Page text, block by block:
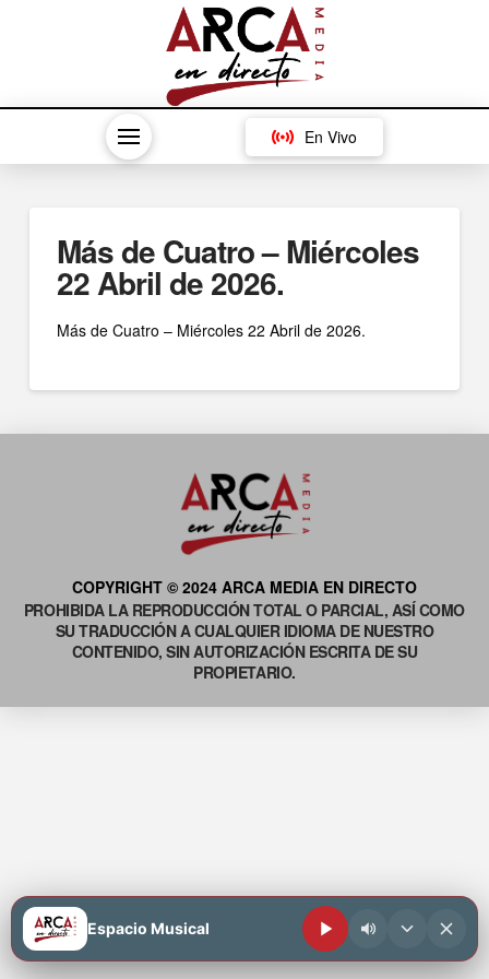
En Vivo
Más de Cuatro – Miércoles
22 Abril de 2026.
Más de Cuatro – Miércoles 22 Abril de 2026.
COPYRIGHT © 2024 ARCA MEDIA EN DIRECTO
PROHIBIDA LA REPRODUCCIÓN TOTAL O PARCIAL, ASÍ COMO
SU TRADUCCIÓN A CUALQUIER IDIOMA DE NUESTRO
CONTENIDO, SIN AUTORIZACIÓN ESCRITA DE SU
PROPIETARIO.
Espacio Musical